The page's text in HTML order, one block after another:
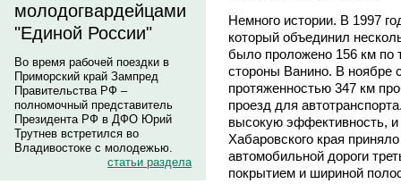
молодогвардейцами
"Единой России"
Во время рабочей поездки в
Приморский край Зампред
Правительства РФ –
полномочный представитель
Президента РФ в ДФО Юрий
Трутнев встретился во
Владивостоке с молодежью.
статьи раздела
Немного истории. В 1997
который объединил
было проложено 156 км по
стороны Ванино. В ноябре
протяженностью 347 км
проезд для
высокую эффективность, и
Хабаровского края
автомобильной дороги
покрытием и шириной